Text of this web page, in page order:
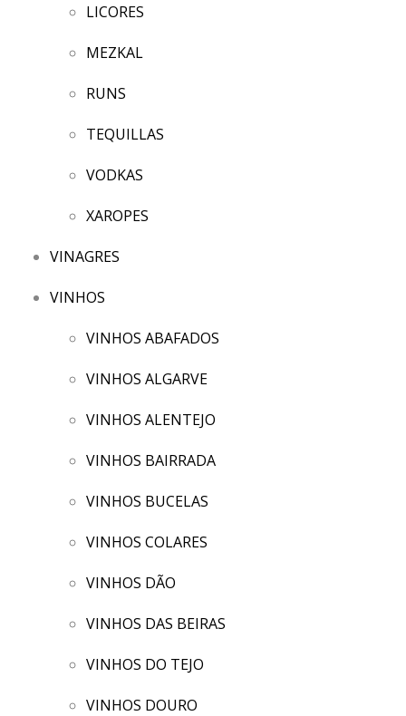
LICORES
MEZKAL
RUNS
TEQUILLAS
VODKAS
XAROPES
VINAGRES
VINHOS
VINHOS ABAFADOS
VINHOS ALGARVE
VINHOS ALENTEJO
VINHOS BAIRRADA
VINHOS BUCELAS
VINHOS COLARES
VINHOS DÃO
VINHOS DAS BEIRAS
VINHOS DO TEJO
VINHOS DOURO